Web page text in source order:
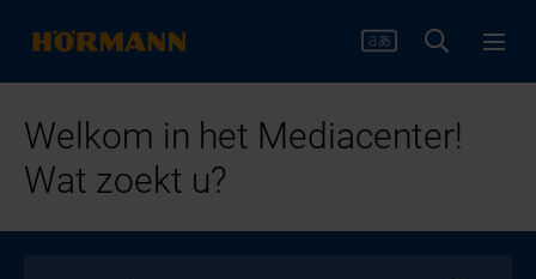
Welkom in het Mediacenter!
Wat zoekt u?